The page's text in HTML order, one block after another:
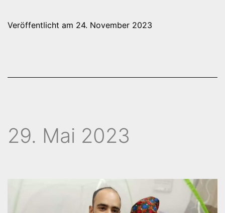
2023
Veröffentlicht am 24. November 2023
29. Mai 2023